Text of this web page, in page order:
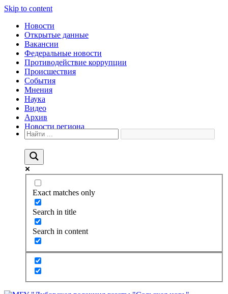
Skip to content
Новости
Открытые данные
Вакансии
Федеральные новости
Противодействие коррупции
Происшествия
События
Мнения
Наука
Видео
Архив
Новости региона
Exact matches only
Search in title
Search in content